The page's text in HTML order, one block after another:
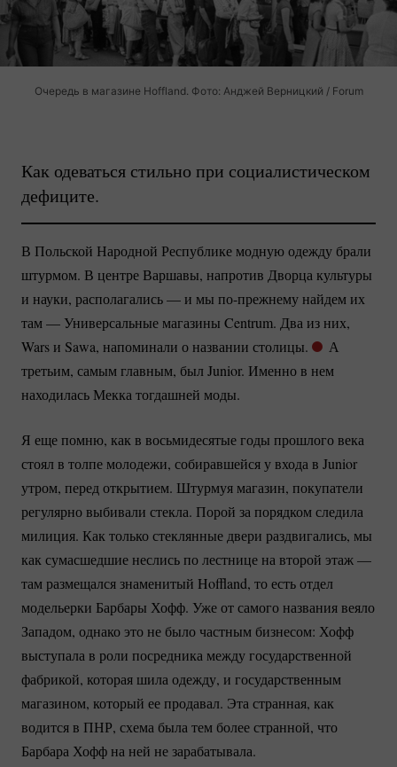
Очередь в магазине Hoffland. Фото: Анджей Верницкий / Forum
Как одеваться стильно при социалистическом
дефиците.
В Польской Народной Республике модную одежду брали
штурмом. В центре Варшавы, напротив Дворца культуры
и науки, располагались — и мы по-прежнемунайдем их
там — Универсальные магазины Centrum. Два из них,
Wars и Sawa, напоминали о названии столицы.
А
третьим, самым главным, был Junior. Именно в нем
находилась Мекка тогдашней моды.
Я еще помню, как в восьмидесятые годы прошлого века
стоял в толпе молодежи, собиравшейся у входа в Junior
утром, перед открытием. Штурмуя магазин, покупатели
регулярно выбивали стекла. Порой за порядком следила
милиция. Как только стеклянные двери раздвигались, мы
как сумасшедшие неслись по лестнице на второй этаж —
там размещался знаменитый Hoffland, то есть отдел
модельерки Барбары Хофф. Уже от самого названия веяло
Западом, однако это не было частным бизнесом: Хофф
выступала в роли посредника между государственной
фабрикой, которая шила одежду, и государственным
магазином, который ее продавал. Эта странная, как
водится в ПНР, схема была тем более странной, что
Барбара Хофф на ней не зарабатывала.